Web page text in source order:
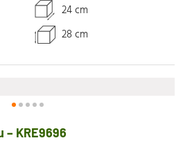
24 cm
28 cm
– KRE9696